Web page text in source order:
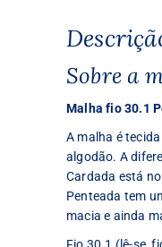
Sobre a
Malha fio 30.1
A malha é
algodão. A
Cardada está
Penteada tem
macia e ainda
Fio 30.1 (lê-se,